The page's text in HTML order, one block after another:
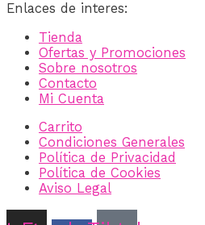
Enlaces de interes:
Tienda
Ofertas y Promociones
Sobre nosotros
Contacto
Mi Cuenta
Carrito
Condiciones Generales
Política de Privacidad
Política de Cookies
Aviso Legal